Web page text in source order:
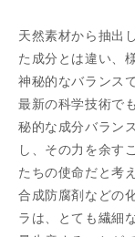
天然素材から抽出
た成分とは違い、
神秘的なバランス
最新の科学技術で
秘的な成分バラン
し、その力を余す
たちの使命だと考
合成防腐剤などの
ラは、とても繊細